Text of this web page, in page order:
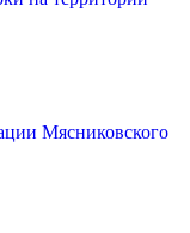
Мясниковского